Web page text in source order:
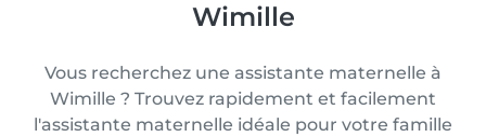
Wimille
Vous recherchez une assistante maternelle à
Wimille ? Trouvez rapidement et facilement
l'assistante maternelle idéale pour votre famille